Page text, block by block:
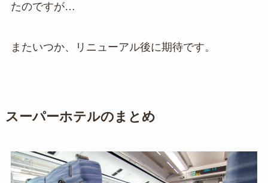
たのですが…
またいつか、リニューアル後に期待です。
スーパーホテルのまとめ